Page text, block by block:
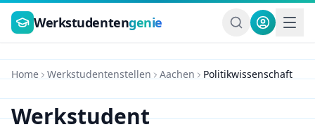
Zum Hauptinhalt springen
Werkstudentengenie
Home Werkstudentenstellen Aachen Politikwissenschaft
Werkstudent